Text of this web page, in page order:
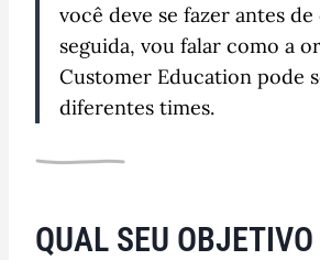
você deve se fazer antes
seguida, vou falar como a
Customer Education pode
diferentes times.
QUAL SEU